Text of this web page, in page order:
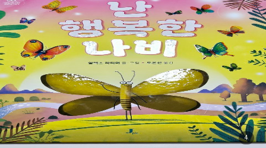
간이었습니다. 육아서를 읽을 때엔 아직은 아무래도 첫째와의 관계
를 많이 고민하면서 읽게 되더라고요. "엄마를 위한 멘탈 수업" 역
시 첫째와의 관계를 염두에 두고 책을 읽었습니다. 각 장마다 소개된
활동들 중에 첫째와 함께 할 만한 활동들을 마크하고, 아이와의 관
계에 대해 묻는 활동에도 첫째와의 관계를 주로 고민하며 체크를 하
게 되었지요. '엄마 양육 태도 자가진단'에서도 첫째와의 관계 위주
로 선택하게 되었는데, 나름대로 권위가 있는 부모 쪽의 결과가 나
와 다소 안심이 되었습니다. 그러나 여전히 권위적인 부모가 되려는
스스로를 알고있기에 조금 더 자신을 돌아봐야겠다는 생각이 들었
어요. 책을 읽으며 현재 나의 고민과 맞닿아있는 페이지는 조금 더
오래 피고 곱씹게 되었습니다. 육아가 이제 시작인 영유아 엄마로
었죠. 그런데 그 중에 한 마리 애벌레는 아무런 무늬도 없이 갈색으
로 밋밋하게 생겼습니다. 애벌레들은 무럭무럭 자라 모두 멋진 나비
가 되었어요. 저마다 개성있는 색상과 무늬가 있는 화려한 나비들이
었답니다. "난 줄무늬가 훨씬 더 컸으면 했는데!점이 달랑 네 개뿐이
잖아." 이런, 나비들은 자신의 모습이 마음에 들지 않았나봅니다. 밋
밋하던 애벌레, 프랭크는 어떨까요? 누구보다 화려한 나비가 되었
을까요? 💡 프랭크는, 행복한 나비가 되었을까요? > 행복은 가까이
에프랭크는 누구보다 밋밋하고 재미없는 애벌레였습니다. 아무런
무늬도 없고, 아무런 특색도 없었죠. 하지만 프랭크는 그에 대해 별
생각을 하지 않았어요. 화려한 친구들 속에서 너무나 평범하고 초라
한 모습이었지만, 별 생각을 하지 않았죠. 따스한 햇살과 맛있는 나
첨
부
4